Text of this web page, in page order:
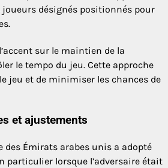
joueurs désignés positionnés pour
sur le maintien de la
le tempo du jeu. Cette approche
jeu et de minimiser les chances de
et ajustements
des Émirats arabes unis a adopté
particulier lorsque l’adversaire était